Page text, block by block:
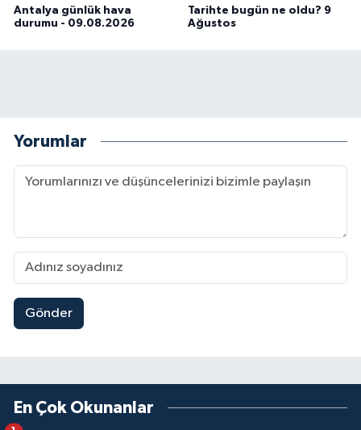
Antalya günlük hava
durumu - 09.08.2026
Tarihte bugün ne oldu? 9
Ağustos
Yorumlar
Gönder
En Çok Okunanlar